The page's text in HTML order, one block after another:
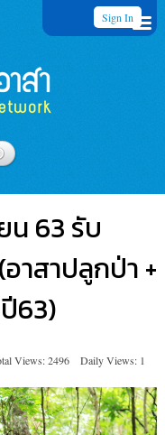
Sign In
น 63 รับ
าสาปลูกป่า +
63)
Views: 2496
Daily Views: 1